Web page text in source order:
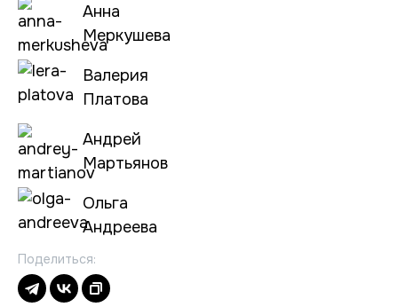
Анна
Меркушева
Валерия
Платова
Андрей
Мартьянов
Ольга
Андреева
Поделиться: